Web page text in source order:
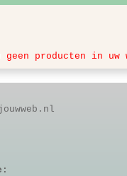
geen producten in uw